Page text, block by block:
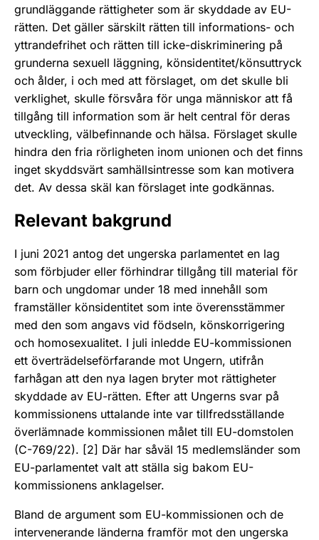
grundläggande rättigheter som är skyddade av EU-
rätten. Det gäller särskilt rätten till informations- och
yttrandefrihet och rätten till icke-diskriminering på
grunderna sexuell läggning, könsidentitet/könsuttryck
och ålder, i och med att förslaget, om det skulle bli
verklighet, skulle försvåra för unga människor att få
tillgång till information som är helt central för deras
utveckling, välbefinnande och hälsa. Förslaget skulle
hindra den fria rörligheten inom unionen och det finns
inget skyddsvärt samhällsintresse som kan motivera
det. Av dessa skäl kan förslaget inte godkännas.
Relevant bakgrund
I juni 2021 antog det ungerska parlamentet en lag
som förbjuder eller förhindrar tillgång till material för
barn och ungdomar under 18 med innehåll som
framställer könsidentitet som inte överensstämmer
med den som angavs vid födseln, könskorrigering
och homosexualitet. I juli inledde EU-kommissionen
ett överträdelseförfarande mot Ungern, utifrån
farhågan att den nya lagen bryter mot rättigheter
skyddade av EU-rätten. Efter att Ungerns svar på
kommissionens uttalande inte var tillfredsställande
överlämnade kommissionen målet till EU-domstolen
(C-769/22). [2] Där har såväl 15 medlemsländer som
EU-parlamentet valt att ställa sig bakom EU-
kommissionens anklagelser.
Bland de argument som EU-kommissionen och de
intervenerande länderna framför mot den ungerska